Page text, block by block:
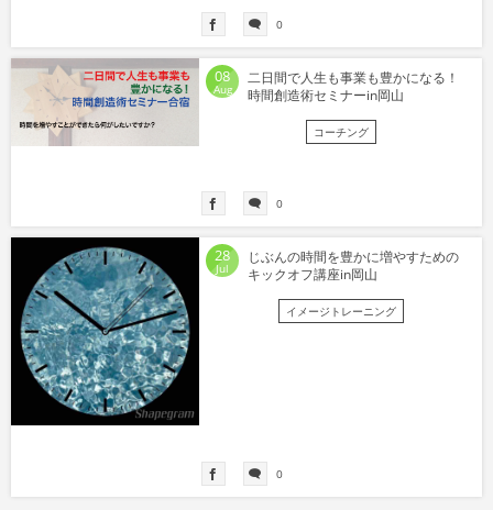
0
08
Aug
二日間で人生も事業も豊かになる！
時間創造術セミナーin岡山
コーチング
0
28
Jul
じぶんの時間を豊かに増やすための
キックオフ講座in岡山
イメージトレーニング
0